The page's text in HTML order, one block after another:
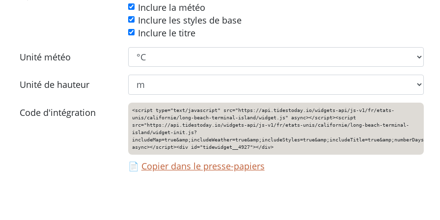
Inclure la météo
Inclure les styles de base
Inclure le titre
Unité météo
Unité de hauteur
Code d'intégration
<script type="text/javascript" src="https://api.tidestoday.io/widgets-api/js-v1/fr/etats-
unis/californie/long-beach-terminal-island/widget.js" async></script><script
src="https://api.tidestoday.io/widgets-api/js-v1/fr/etats-unis/californie/long-beach-terminal-
island/widget-init.js?
async></script><div id="tidewidget__4927"></div>
📄 Copier dans le presse-papiers